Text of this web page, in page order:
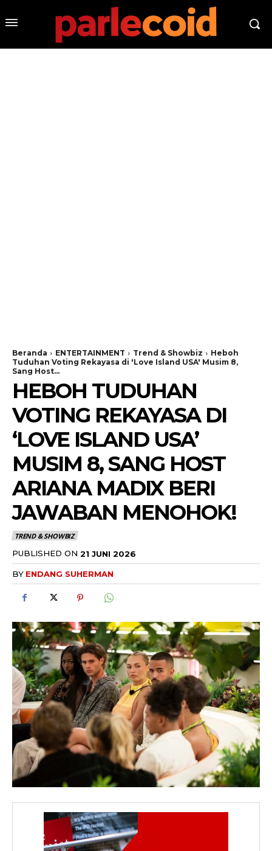
Beranda ENTERTAINMENT Trend & Showbiz
Heboh
Tuduhan Voting Rekayasa di 'Love Island USA' Musim 8,
Sang Host...
HEBOH TUDUHAN
VOTING REKAYASA DI
‘LOVE ISLAND USA’
MUSIM 8, SANG HOST
ARIANA MADIX BERI
JAWABAN MENOHOK!
TREND & SHOWBIZ
PUBLISHED ON 21 JUNI 2026
BY ENDANG SUHERMAN